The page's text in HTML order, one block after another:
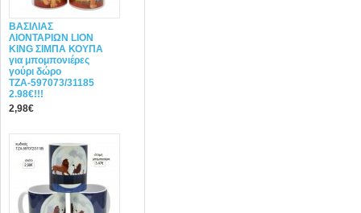
ΒΑΣΙΛΙΑΣ
ΛΙΟΝΤΑΡΙΩΝ LION
KING ΣΙΜΠΑ ΚΟΥΠΑ
για μπομπονιέρες
γούρι δώρο
ΤΖΑ-597073/31185
2.98€!!!
2,98€